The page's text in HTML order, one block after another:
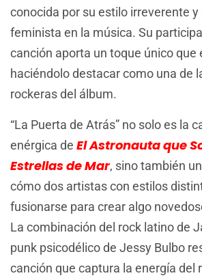
conocida por su estilo irreverente y
feminista en la música. Su
canción aporta un toque único que
haciéndolo destacar como una de
rockeras del álbum.
“La Puerta de Atrás” no solo es la
enérgica de El Astronauta que
Estrellas de Mar, sino también
cómo dos artistas con estilos
fusionarse para crear algo
La combinación del rock latino de
punk psicodélico de Jessy Bulbo
canción que captura la energía del